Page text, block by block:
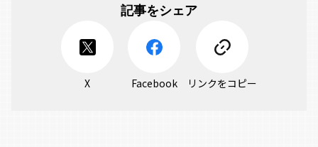
記事をシェア
X Facebook リンクをコピー